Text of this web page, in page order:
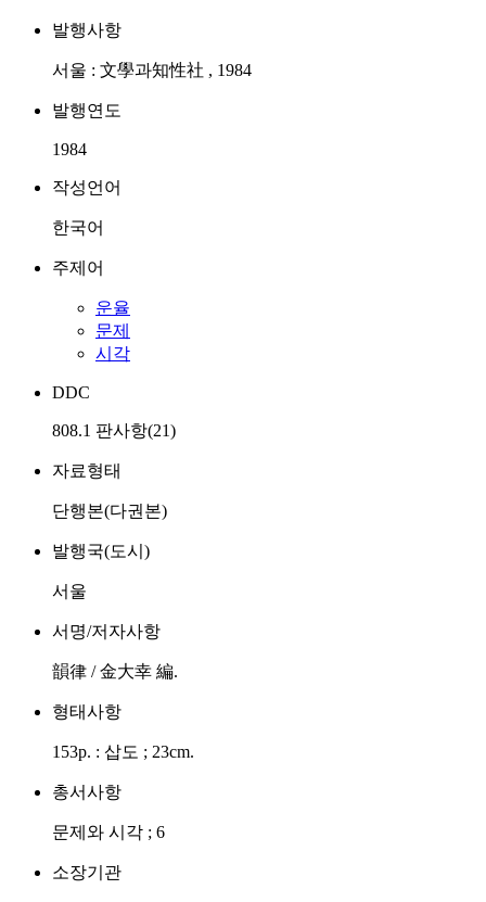
발행사항
서울 : 文學과知性社 , 1984
발행연도
1984
작성언어
한국어
주제어
운율
문제
시각
DDC
808.1 판사항(21)
자료형태
단행본(다권본)
발행국(도시)
서울
서명/저자사항
韻律 / 金大幸 編.
형태사항
153p. : 삽도 ; 23cm.
총서사항
문제와 시각 ; 6
소장기관